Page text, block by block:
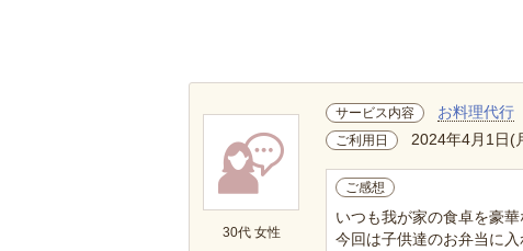
30代 女性
サービス内容 お料理代行
ご利用日 2024年4月1日(
ご感想
いつも我が家の食卓を豪
今回は子供達のお弁当に入